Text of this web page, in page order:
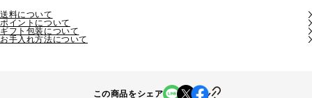
送料について
ポイントについて
ギフト包装について
お手入れ方法について
この商品をシェア